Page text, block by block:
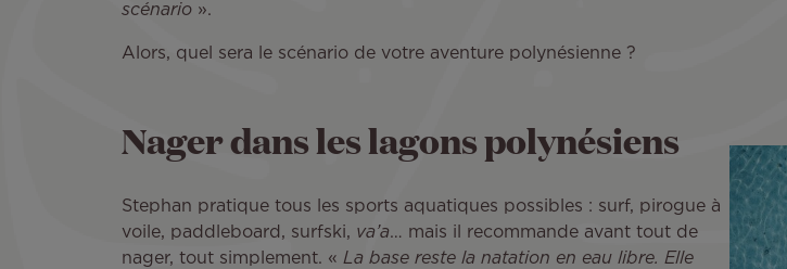
scénario ».
Alors, quel sera le scénario de votre aventure polynésienne ?
Nager dans les lagons polynésiens
Stephan pratique tous les sports aquatiques possibles : surf, pirogue à
voile, paddleboard, surfski, va’a… mais il recommande avant tout de
nager, tout simplement. « La base reste la natation en eau libre. Elle